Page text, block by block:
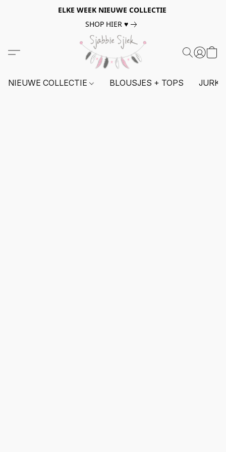
ELKE WEEK NIEUWE COLLECTIE
SHOP HIER ♥
NIEUWE COLLECTIE BLOUSJES + TOPS